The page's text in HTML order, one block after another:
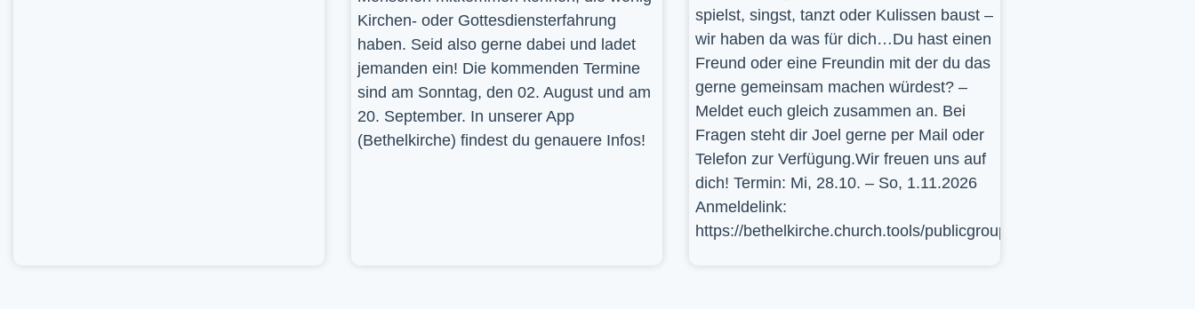
Kirchen- oder Gottesdiensterfahrung
haben. Seid also gerne dabei und ladet
jemanden ein! Die kommenden Termine
sind am Sonntag, den 02. August und am
20. September. In unserer App
(Bethelkirche) findest du genauere Infos!
spielst, singst, tanzt oder Kulissen baust –
wir haben da was für dich…Du hast einen
Freund oder eine Freundin mit der du das
gerne gemeinsam machen würdest? –
Meldet euch gleich zusammen an. Bei
Fragen steht dir Joel gerne per Mail oder
Telefon zur Verfügung.Wir freuen uns auf
dich! Termin: Mi, 28.10. – So, 1.11.2026
Anmeldelink:
https://bethelkirche.church.tools/publicgroup/617